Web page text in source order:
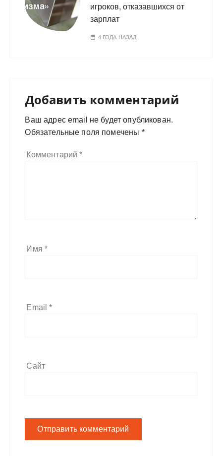
игроков, отказавшихся от
зарплат
4 ГОДА НАЗАД
Добавить комментарий
Ваш адрес email не будет опубликован.
Обязательные поля помечены *
Комментарий*
Имя*
Email*
Сайт